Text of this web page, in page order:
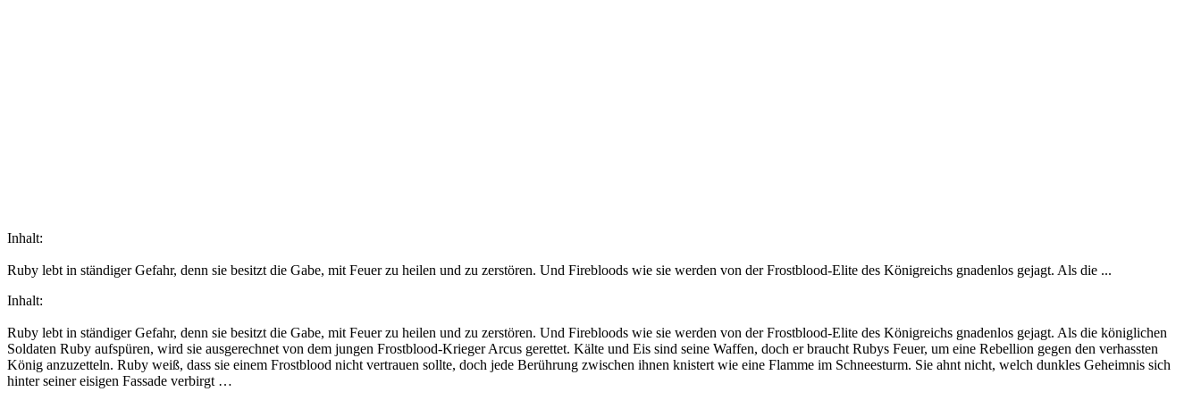
Inhalt:
Ruby lebt in ständiger Gefahr, denn sie besitzt die Gabe, mit Feuer zu heilen und zu zerstören. Und Firebloods wie sie werden von der Frostblood-Elite des Königreichs gnadenlos gejagt. Als die ...
Inhalt:
Ruby lebt in ständiger Gefahr, denn sie besitzt die Gabe, mit Feuer zu heilen und zu zerstören. Und Firebloods wie sie werden von der Frostblood-Elite des Königreichs gnadenlos gejagt. Als die königlichen
Soldaten Ruby aufspüren, wird sie ausgerechnet von dem jungen Frostblood-Krieger Arcus gerettet. Kälte und Eis sind seine Waffen, doch er braucht Rubys Feuer, um eine Rebellion gegen den verhassten
König anzuzetteln. Ruby weiß, dass sie einem Frostblood nicht vertrauen sollte, doch jede Berührung zwischen ihnen knistert wie eine Flamme im Schneesturm. Sie ahnt nicht, welch dunkles Geheimnis sich
hinter seiner eisigen Fassade verbirgt …